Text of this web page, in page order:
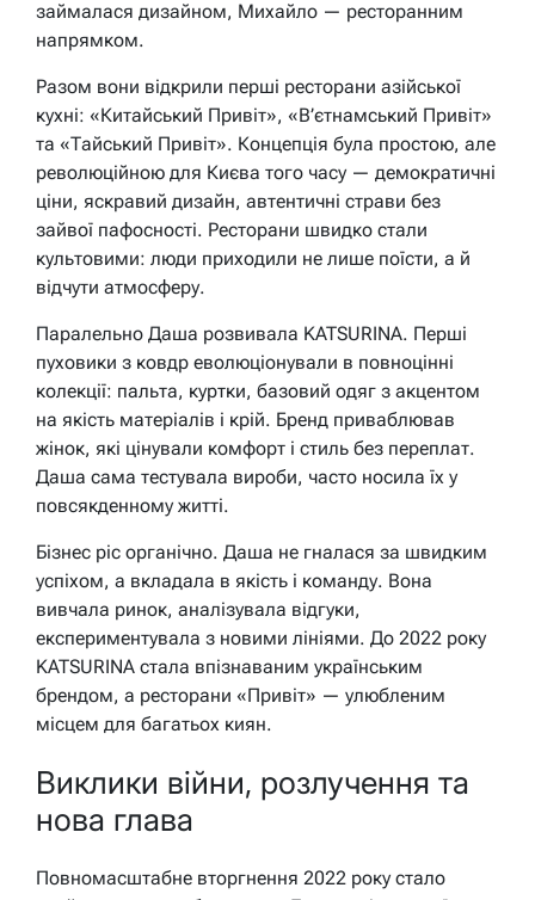
займалася дизайном, Михайло — ресторанним
напрямком.
Разом вони відкрили перші ресторани азійської
кухні: «Китайський Привіт», «В’єтнамський Привіт»
та «Тайський Привіт». Концепція була простою, але
революційною для Києва того часу — демократичні
ціни, яскравий дизайн, автентичні страви без
зайвої пафосності. Ресторани швидко стали
культовими: люди приходили не лише поїсти, а й
відчути атмосферу.
Паралельно Даша розвивала KATSURINA. Перші
пуховики з ковдр еволюціонували в повноцінні
колекції: пальта, куртки, базовий одяг з акцентом
на якість матеріалів і крій. Бренд приваблював
жінок, які цінували комфорт і стиль без переплат.
Даша сама тестувала вироби, часто носила їх у
повсякденному житті.
Бізнес ріс органічно. Даша не гналася за швидким
успіхом, а вкладала в якість і команду. Вона
вивчала ринок, аналізувала відгуки,
експериментувала з новими лініями. До 2022 року
KATSURINA стала впізнаваним українським
брендом, а ресторани «Привіт» — улюбленим
місцем для багатьох киян.
Виклики війни, розлучення та
нова глава
Повномасштабне вторгнення 2022 року стало